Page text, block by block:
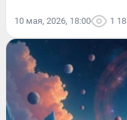
10 мая, 2026, 18:00 1